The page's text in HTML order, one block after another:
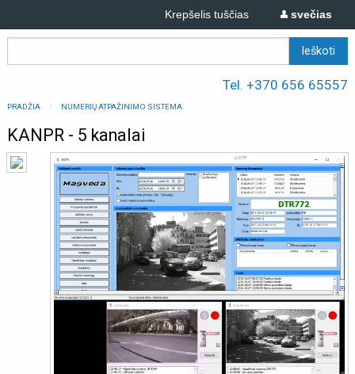
svečias
Krepšelis tuščias
Tel. +370 656 65557
PRADŽIA NUMERIŲ ATPAŽINIMO SISTEMA
KANPR - 5 kanalai